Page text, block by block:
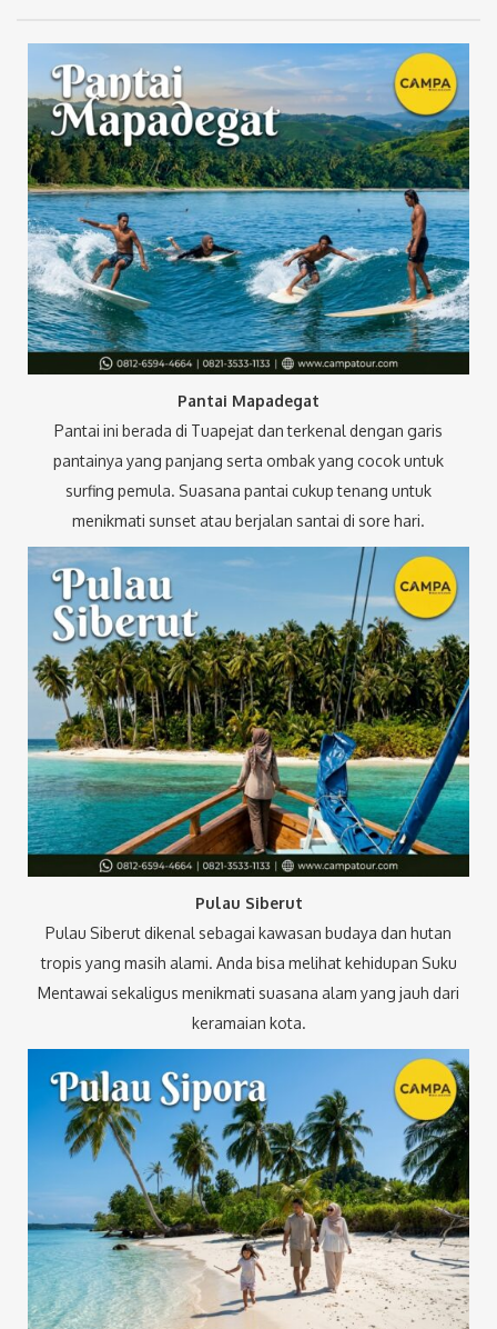
Pantai Mapadegat
Pantai ini berada di Tuapejat dan terkenal dengan garis
pantainya yang panjang serta ombak yang cocok untuk
surfing pemula. Suasana pantai cukup tenang untuk
menikmati sunset atau berjalan santai di sore hari.
Pulau Siberut
Pulau Siberut dikenal sebagai kawasan budaya dan hutan
tropis yang masih alami. Anda bisa melihat kehidupan Suku
Mentawai sekaligus menikmati suasana alam yang jauh dari
keramaian kota.